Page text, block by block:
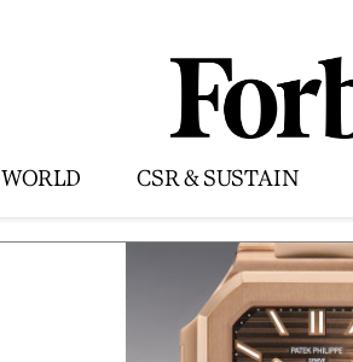
WORLD CSR & SUSTAIN